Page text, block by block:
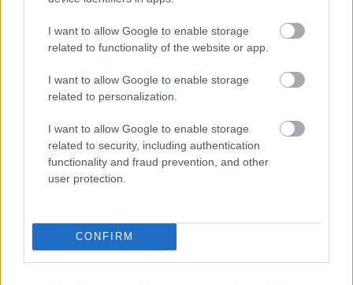
I want to allow Google to enable storage
related to functionality of the website or app.
I want to allow Google to enable storage
related to personalization.
I want to allow Google to enable storage
related to security, including authentication
functionality and fraud prevention, and other
user protection.
CONFIRM
Na Morave prerobila
starú chalupu na
nepoznanie: Keď
vojdete dnu, zabudnete,
že nie ste v Toskánsku
S motorovou pílou sa
Slovák sa nebál a v
Čičmanoch si postavil
montovaný domček v